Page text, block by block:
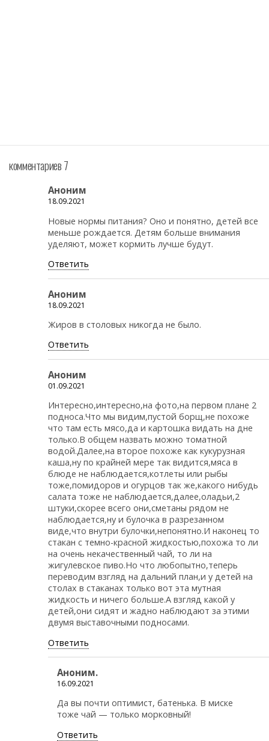
комментариев 7
Аноним
18.09.2021
Новые нормы питания? Оно и понятно, детей все
меньше рождается. Детям больше внимания
уделяют, может кормить лучше будут.
Ответить
Аноним
18.09.2021
Жиров в столовых никогда не было.
Ответить
Аноним
01.09.2021
Интересно,интересно,на фото,на первом плане 2
подноса.Что мы видим,пустой борщ,не похоже
что там есть мясо,да и картошка видать на дне
только.В общем назвать можно томатной
водой.Далее,на второе похоже как кукурузная
каша,ну по крайней мере так видится,мяса в
блюде не наблюдается,котлеты или рыбы
тоже,помидоров и огурцов так же,какого нибудь
салата тоже не наблюдается,далее,оладьи,2
штуки,скорее всего они,сметаны рядом не
наблюдается,ну и булочка в разрезанном
виде,что внутри булочки,непонятно.И наконец то
стакан с темно-красной жидкостью,похожа то ли
на очень некачественный чай, то ли на
жигулевское пиво.Но что любопытно,теперь
переводим взгляд на дальний план,и у детей на
столах в стаканах только вот эта мутная
жидкость и ничего больше.А взгляд какой у
детей,они сидят и жадно наблюдают за этими
двумя выставочными подносами.
Ответить
Аноним.
16.09.2021
Да вы почти оптимист, батенька. В миске
тоже чай — только морковный!
Ответить